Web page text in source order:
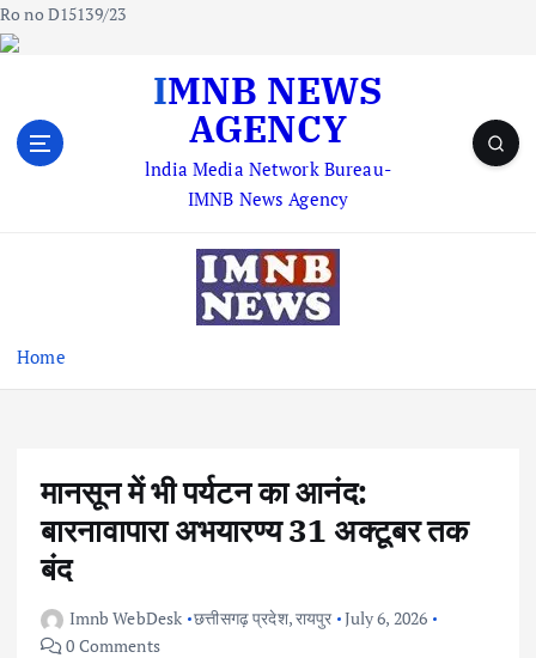
Ro no D15139/23
IMNB NEWS
AGENCY
lndia Media Network Bureau-
IMNB News Agency
Home
मानसून में भी पर्यटन का आनंद:
बारनावापारा अभयारण्य 31 अक्टूबर तक
बंद
Imnb WebDesk छत्तीसगढ़ प्रदेश,रायपुर July 6, 2026
0 Comments